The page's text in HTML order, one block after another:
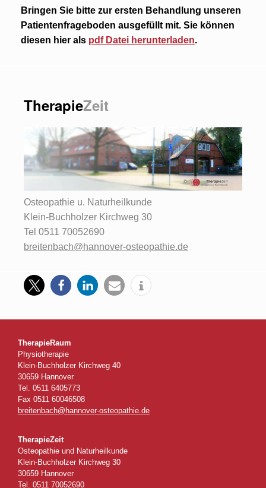
Bringen Sie bitte zur ersten Behandlung unseren
Patientenfrageboden ausgefüllt mit. Sie können
diesen hier als pdf Datei herunterladen.
TherapieZeit
Osteopathie u. Naturheilkunde
Klein-Buchholzer Kirchweg 30
Tel 0511 70052690
breitenbach@hannover-osteopathie.de
TherapieRaum
Physiotherapie
Klein-Buchholzer Kirchweg 40
30659 Hannover
Tel. 0511 6405773
Fax 0511 60046508
breitenbach@hannover-osteopathie.de
TherapieZeit
Osteopathie und Naturheilkunde
Klein-Buchholzer Kirchweg 30
30659 Hannover
Tel. 0511 70052690